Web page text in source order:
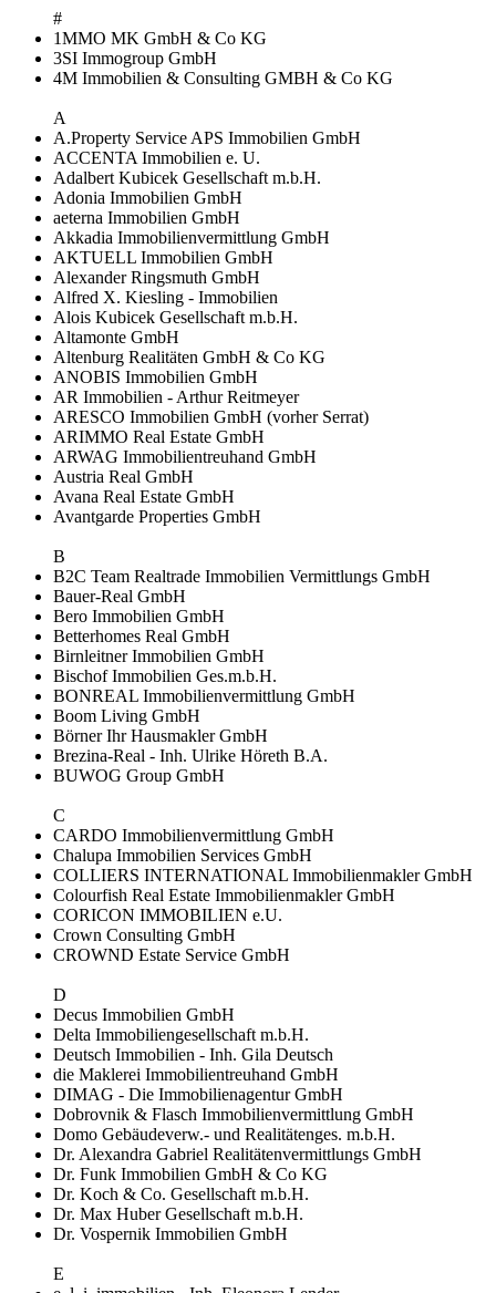
#
1MMO MK GmbH & Co KG
3SI Immogroup GmbH
4M Immobilien & Consulting GMBH & Co KG
A
A.Property Service APS Immobilien GmbH
ACCENTA Immobilien e. U.
Adalbert Kubicek Gesellschaft m.b.H.
Adonia Immobilien GmbH
aeterna Immobilien GmbH
Akkadia Immobilienvermittlung GmbH
AKTUELL Immobilien GmbH
Alexander Ringsmuth GmbH
Alfred X. Kiesling - Immobilien
Alois Kubicek Gesellschaft m.b.H.
Altamonte GmbH
Altenburg Realitäten GmbH & Co KG
ANOBIS Immobilien GmbH
AR Immobilien - Arthur Reitmeyer
ARESCO Immobilien GmbH (vorher Serrat)
ARIMMO Real Estate GmbH
ARWAG Immobilientreuhand GmbH
Austria Real GmbH
Avana Real Estate GmbH
Avantgarde Properties GmbH
B
B2C Team Realtrade Immobilien Vermittlungs GmbH
Bauer-Real GmbH
Bero Immobilien GmbH
Betterhomes Real GmbH
Birnleitner Immobilien GmbH
Bischof Immobilien Ges.m.b.H.
BONREAL Immobilienvermittlung GmbH
Boom Living GmbH
Börner Ihr Hausmakler GmbH
Brezina-Real - Inh. Ulrike Höreth B.A.
BUWOG Group GmbH
C
CARDO Immobilienvermittlung GmbH
Chalupa Immobilien Services GmbH
COLLIERS INTERNATIONAL Immobilienmakler GmbH
Colourfish Real Estate Immobilienmakler GmbH
CORICON IMMOBILIEN e.U.
Crown Consulting GmbH
CROWND Estate Service GmbH
D
Decus Immobilien GmbH
Delta Immobiliengesellschaft m.b.H.
Deutsch Immobilien - Inh. Gila Deutsch
die Maklerei Immobilientreuhand GmbH
DIMAG - Die Immobilienagentur GmbH
Dobrovnik & Flasch Immobilienvermittlung GmbH
Domo Gebäudeverw.- und Realitätenges. m.b.H.
Dr. Alexandra Gabriel Realitätenvermittlungs GmbH
Dr. Funk Immobilien GmbH & Co KG
Dr. Koch & Co. Gesellschaft m.b.H.
Dr. Max Huber Gesellschaft m.b.H.
Dr. Vospernik Immobilien GmbH
E